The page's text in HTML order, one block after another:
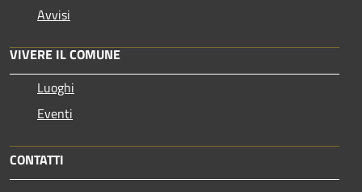
Avvisi
VIVERE IL COMUNE
Luoghi
Eventi
CONTATTI